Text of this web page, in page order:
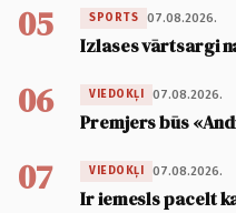
05 SPORTS 07.08.2026.
Izlases vārtsargi
06 VIEDOKĻI 07.08.2026.
Premjers būs
07 VIEDOKĻI 07.08.2026.
Ir iemesls pacelt